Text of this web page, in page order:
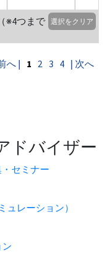
※4つまで
選択をクリア
へ | 1 2 3 4 | 次へ
ドバイザー
セミナー
レーション）
ン